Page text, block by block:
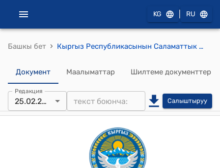
KG RU
Башкы бет › Кыргыз Республикасынын Саламаттык сактоо министрлигинин 2025-жылдын 25-февралындагы № 168 Мамлекеттик кызмат көрсөтүүлөрдүн Бирдиктүү реестрине киргизилген Кыргыз Республикасынын Саламаттык сактоо министрлиги тарабынан медициналык кызмат көрсөтүү жаатында көрсөтүлүүчү мамлекеттик кызмат көрсөтүүлөрдүн стандарттарын бекитүү жөнүндө" буйругу
Документ Маалыматтар Шилтеме документтер
Редакция
25.02.2025 Салыштыруу